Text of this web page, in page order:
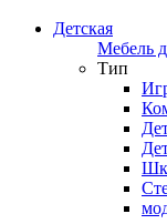
Детская
Мебель
Тип